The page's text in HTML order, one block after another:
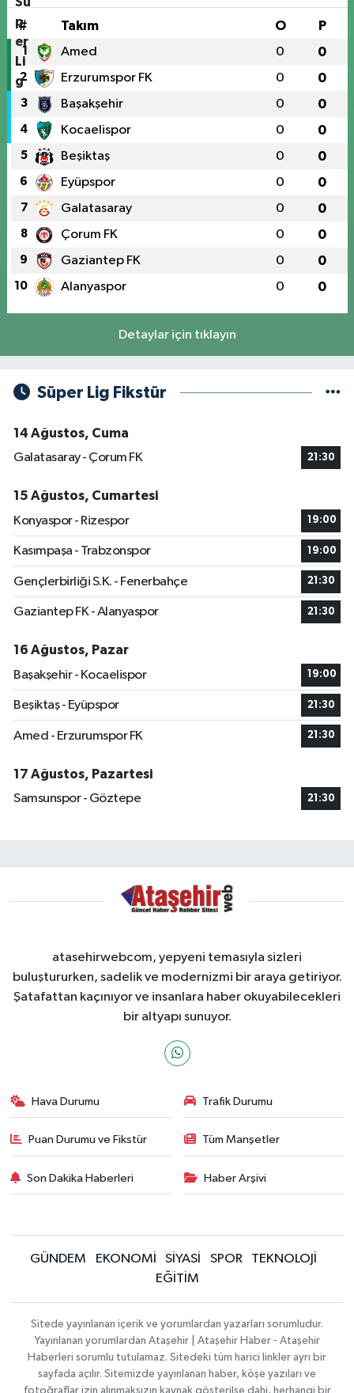
# Takım O P
1 Amed 0 0
2 Erzurumspor FK 0 0
3 Başakşehir 0 0
4 Kocaelispor 0 0
5 Beşiktaş 0 0
6 Eyüpspor 0 0
7 Galatasaray 0 0
8 Çorum FK 0 0
9 Gaziantep FK 0 0
10 Alanyaspor 0 0
Detaylar için tıklayın
Süper Lig Fikstür
14 Ağustos, Cuma
Galatasaray - Çorum FK
21:30
15 Ağustos, Cumartesi
Konyaspor - Rizespor
19:00
Kasımpaşa - Trabzonspor 19:00
Gençlerbirliği S.K. - Fenerbahçe 21:30
Gaziantep FK - Alanyaspor 21:30
16 Ağustos, Pazar
Başakşehir - Kocaelispor
19:00
Beşiktaş - Eyüpspor 21:30
Amed - Erzurumspor FK 21:30
17 Ağustos, Pazartesi
Samsunspor - Göztepe
21:30
atasehirwebcom, yepyeni temasıyla sizleri
buluştururken, sadelik ve modernizmi bir araya getiriyor.
Şatafattan kaçınıyor ve insanlara haber okuyabilecekleri
bir altyapı sunuyor.
Hava Durumu Trafik Durumu
Puan Durumu ve Fikstür Tüm Manşetler
Son Dakika Haberleri Haber Arşivi
GÜNDEM EKONOMİ SİYASİ SPOR
TEKNOLOJİ
EĞİTİM
Sitede yayınlanan içerik ve yorumlardan yazarları sorumludur.
Yayınlanan yorumlardan Ataşehir | Ataşehir Haber - Ataşehir
Haberleri sorumlu tutulamaz. Sitedeki tüm harici linkler ayrı bir
sayfada açılır. Sitemizde yayınlanan haber, köşe yazıları ve
fotoğraflar izin alınmaksızın kaynak gösterilse dahi, herhangi bir